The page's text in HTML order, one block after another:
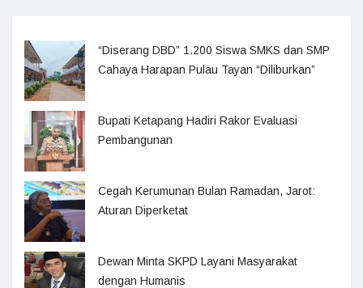
“Diserang DBD” 1.200 Siswa SMKS dan SMP
Cahaya Harapan Pulau Tayan “Diliburkan”
Bupati Ketapang Hadiri Rakor Evaluasi
Pembangunan
Cegah Kerumunan Bulan Ramadan, Jarot:
Aturan Diperketat
Dewan Minta SKPD Layani Masyarakat
dengan Humanis